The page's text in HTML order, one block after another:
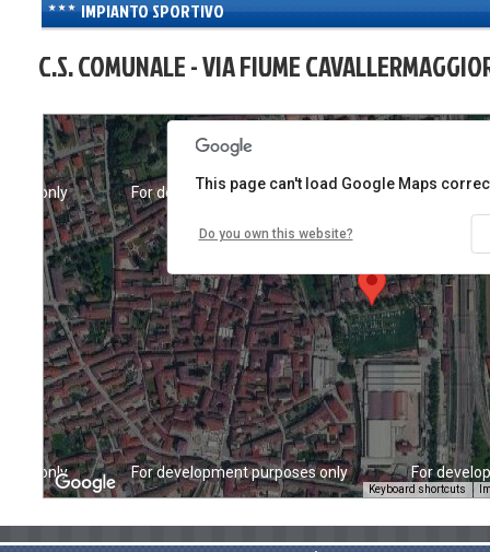
IMPIANTO SPORTIVO
C.S. COMUNALE - VIA FIUME
For
For development purposes only
For development purposes only For
only
only
Keyboard shortcuts
This page can't load Google Maps
Do you own this website?